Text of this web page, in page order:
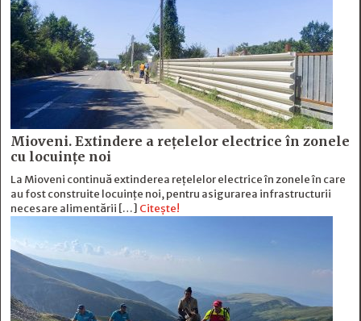
Mioveni. Extindere a rețelelor electrice în zonele
cu locuințe noi
La Mioveni continuă extinderea rețelelor electrice în zonele în care
au fost construite locuințe noi, pentru asigurarea infrastructurii
necesare alimentării […] Citește!